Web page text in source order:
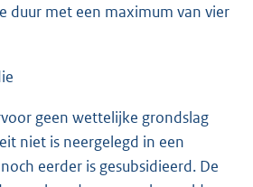
duur met een maximum van vier
geen wettelijke grondslag
niet is neergelegd in een
eerder is gesubsidieerd. De